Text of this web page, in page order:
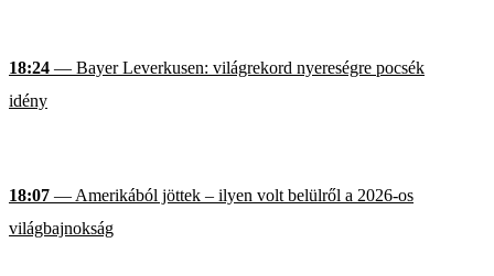
18:24 — Bayer Leverkusen: világrekord nyereségre pocsék
idény
18:07 — Amerikából jöttek – ilyen volt belülről a 2026-os
világbajnokság